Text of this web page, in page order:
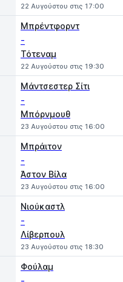
22 Αυγούστου στις 17:00
Μπρέντφορντ
-
Τότεναμ
22 Αυγούστου στις 19:30
Μάντσεστερ Σίτι
-
Μπόρνμουθ
23 Αυγούστου στις 16:00
Μπράιτον
-
Άστον Βίλα
23 Αυγούστου στις 16:00
Νιούκαστλ
-
Λίβερπουλ
23 Αυγούστου στις 18:30
Φούλαμ